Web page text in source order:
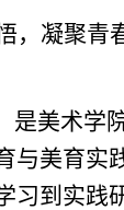
，凝聚青
是美术学
与美育实
习到实践